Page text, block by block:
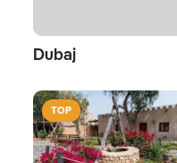
Dubaj
TOP